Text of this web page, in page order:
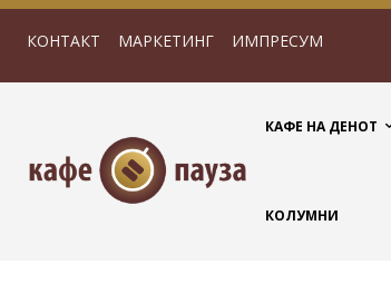
КОНТАКТ МАРКЕТИНГ ИМПРЕСУМ
КАФЕ НА ДЕНОТ
КОЛУМНИ